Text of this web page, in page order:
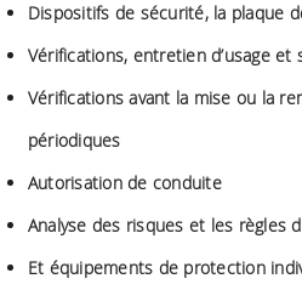
Dispositifs de sécurité, la plaque
Vérifications, entretien d’usage et
Vérifications avant la mise ou la
périodiques
Autorisation de conduite
Analyse des risques et les règles
Et équipements de protection